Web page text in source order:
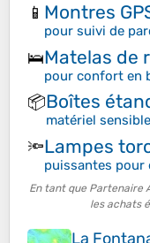
📱 Montres
pour suivi de
🛌Matelas de
pour confort en
📦Boîtes
matériel sensible
🔦Lampes
puissantes
En tant que Partenaire
les achats
La